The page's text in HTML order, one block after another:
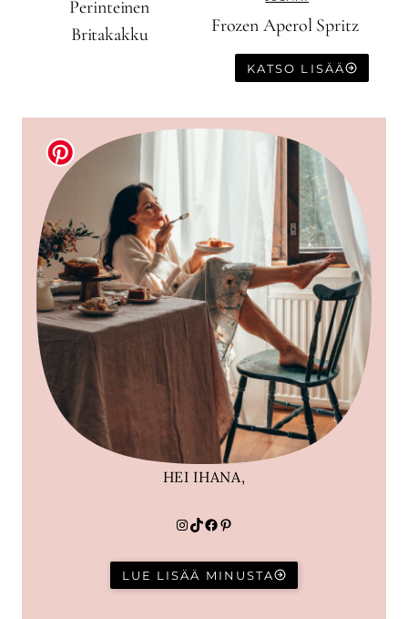
Perinteinen
Britakakku
Frozen Aperol Spritz
KATSO LISÄÄ
HEI IHANA,
InstagramTikTok Facebook Pinterest
LUE LISÄÄ MINUSTA